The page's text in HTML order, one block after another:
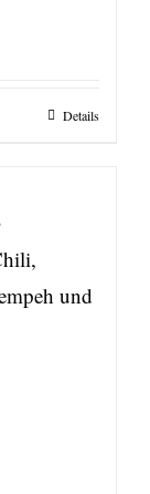
Details
und